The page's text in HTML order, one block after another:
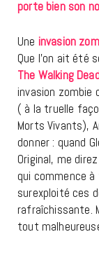
porte bien son
Une invasion
Que l’on ait été
The Walking
invasion zombie
( à la truelle
Morts Vivants),
donner : quand
Original, me
qui commence
surexploité ces
rafraîchissante.
tout